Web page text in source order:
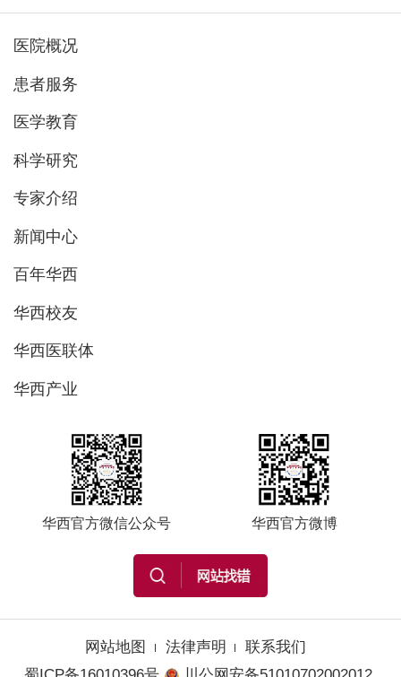
医院概况
患者服务
医学教育
科学研究
专家介绍
新闻中心
百年华西
华西校友
华西医联体
华西产业
华西官方微信公众号 华西官方微博
网站地图 法律声明
联系我们